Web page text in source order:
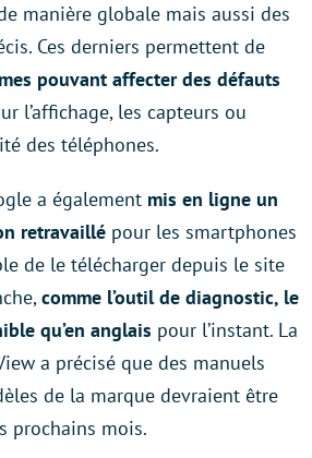
manière globale mais aussi des
Ces derniers permettent de
pouvant affecter des défauts
l’affichage, les capteurs ou
des téléphones.
a également mis en ligne un
retravaillé pour les smartphones
de le télécharger depuis le site
comme l’outil de diagnostic, le
qu’en anglais pour l’instant. La
a précisé que des manuels
de la marque devraient être
prochains mois.